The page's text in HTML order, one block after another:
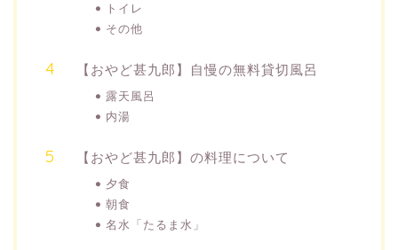
トイレ
その他
【おやど甚九郎】自慢の無料貸切風呂
露天風呂
内湯
【おやど甚九郎】の料理について
夕食
朝食
名水「たるま水」